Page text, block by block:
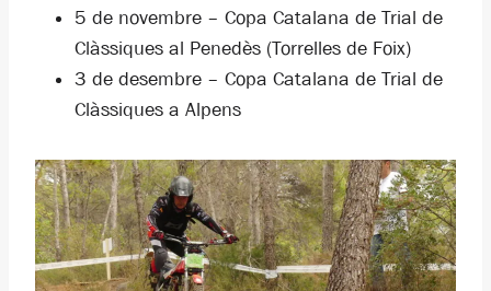
5 de novembre – Copa Catalana de Trial de
Clàssiques al Penedès (Torrelles de Foix)
3 de desembre – Copa Catalana de Trial de
Clàssiques a Alpens